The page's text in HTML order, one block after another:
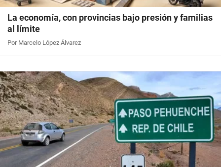
La economía, con provincias bajo presión y familias
al límite
Por Marcelo López Álvarez